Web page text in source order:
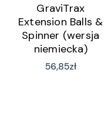
GraviTrax
Extension Balls &
Spinner (wersja
niemiecka)
56,85zł